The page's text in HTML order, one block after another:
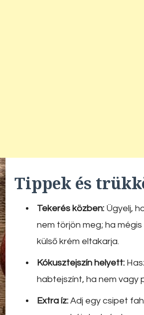
Tippek és
Tekerés közben: Ügyelj,
nem törjön meg; ha
külső krém eltakarja.
Kókusztejszín helyett:
habtejszínt, ha nem vagy
Extra íz: Adj egy csipet